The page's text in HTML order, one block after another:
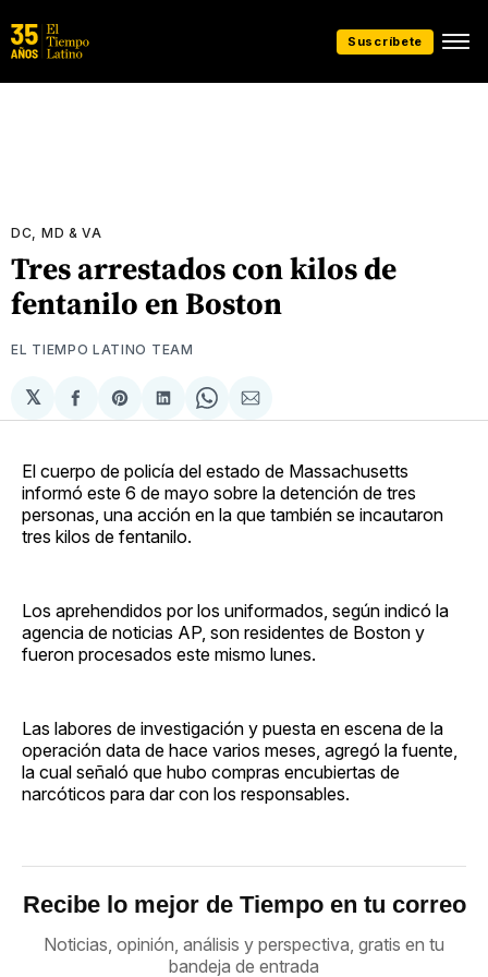
Suscríbete
DC, MD & VA
Tres arrestados con kilos de
fentanilo en Boston
EL TIEMPO LATINO TEAM
𝕏
Compartir
en
Share
on
Compartir
en
Share
on
Compartir
via
El cuerpo de policía del estado de Massachusetts
informó este 6 de mayo sobre la detención de tres
personas, una acción en la que también se incautaron
tres kilos de fentanilo.
Los aprehendidos por los uniformados, según indicó la
agencia de noticias AP, son residentes de Boston y
fueron procesados este mismo lunes.
Las labores de investigación y puesta en escena de la
operación data de hace varios meses, agregó la fuente,
la cual señaló que hubo compras encubiertas de
narcóticos para dar con los responsables.
Recibe lo mejor de Tiempo en tu correo
Noticias, opinión, análisis y perspectiva, gratis en tu
bandeja de entrada